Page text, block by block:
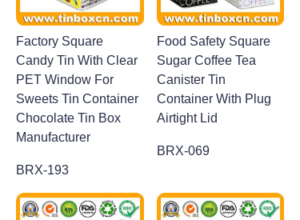
Factory Square
Candy Tin With Clear
PET Window For
Sweets Tin Container
Chocolate Tin Box
Manufacturer
BRX-193
Food Safety Square
Sugar Coffee Tea
Canister Tin
Container With Plug
Airtight Lid
BRX-069